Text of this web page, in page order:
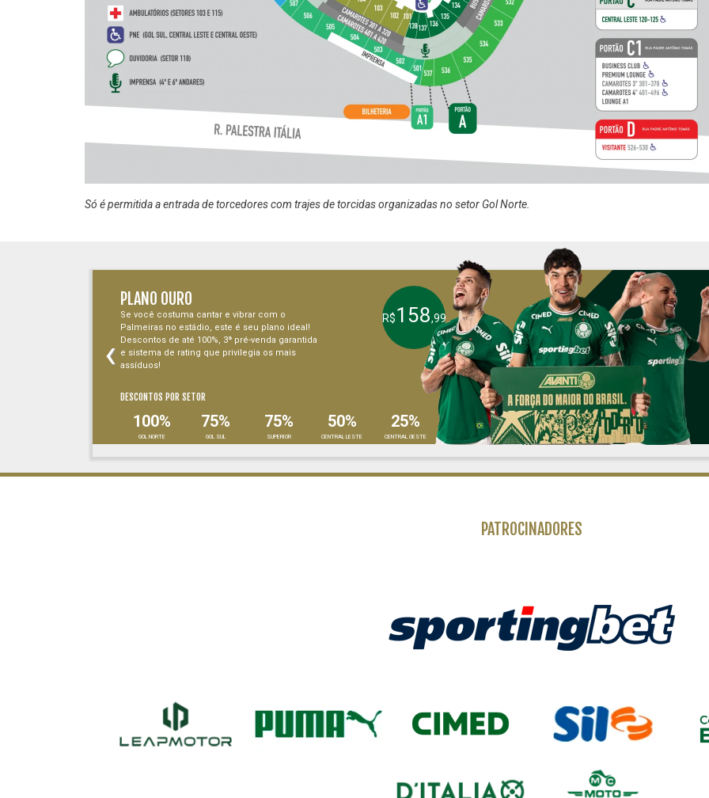
Só é permitida a entrada de torcedores com trajes de torcidas organizadas no setor Gol Norte.
PLANO OURO
Se você costuma cantar e vibrar com o
Palmeiras no estádio, este é seu plano ideal!
Descontos de até 100%, 3ª pré-venda garantida
e sistema de rating que privilegia os mais
assíduos!
DESCONTOS POR SETOR
100%
GOL NORTE
75%
GOL SUL
75%
SUPERIOR
50%
CENTRAL LESTE
25%
CENTRAL OESTE
R$158,99
‹
PATROCINADORES